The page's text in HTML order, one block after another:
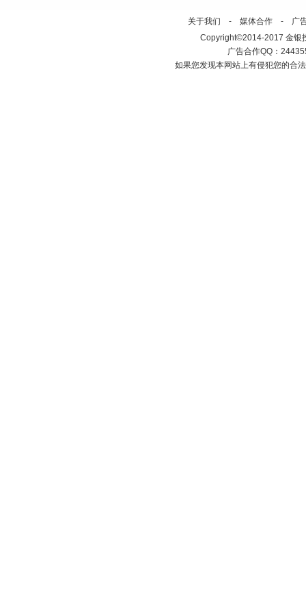
关于我们 - 媒体合作 - 广
Copyright©2014-2017 金银
广告合作QQ：
如果您发现本网站上有侵犯您的合